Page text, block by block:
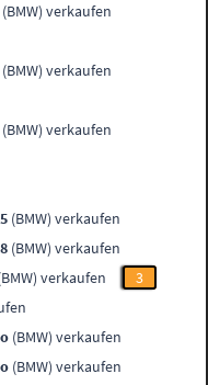
(BMW) verkaufen
(BMW) verkaufen
(BMW) verkaufen
(BMW) verkaufen
(BMW) verkaufen
verkaufen
3
(BMW) verkaufen
(BMW) verkaufen